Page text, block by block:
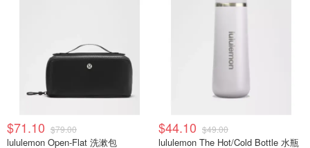
$71.10 $79.00
lululemon Open-Flat 洗漱包
$44.10 $49.00
lululemon The Hot/Cold Bottle 水瓶